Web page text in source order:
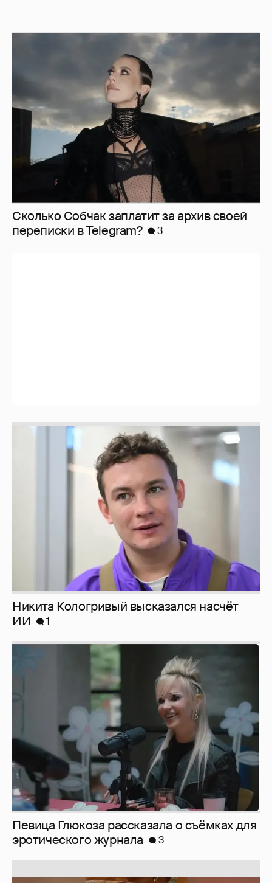
Сколько Собчак заплатит за архив своей
перeписки в Telegram?
3
Никита Кологривый высказался насчёт
Певица Глюкоза рассказала о съёмках для
эротического журнала
3